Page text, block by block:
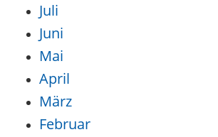
Juli
Juni
Mai
April
März
Februar